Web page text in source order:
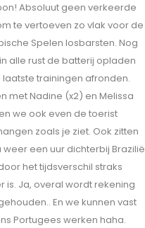
Absoluut geen verkeerde
te vertoeven zo vlak voor de
Spelen losbarsten. Nog
alle rust de batterij opladen
laatste trainingen afronden.
met Nadine (x2) en Melissa
we ook even de toerist
zoals je ziet. Ook zitten
weer een uur dichterbij Brazilië
het tijdsverschil straks
is. Ja, overal wordt rekening
En we kunnen vast
Portugees werken haha.